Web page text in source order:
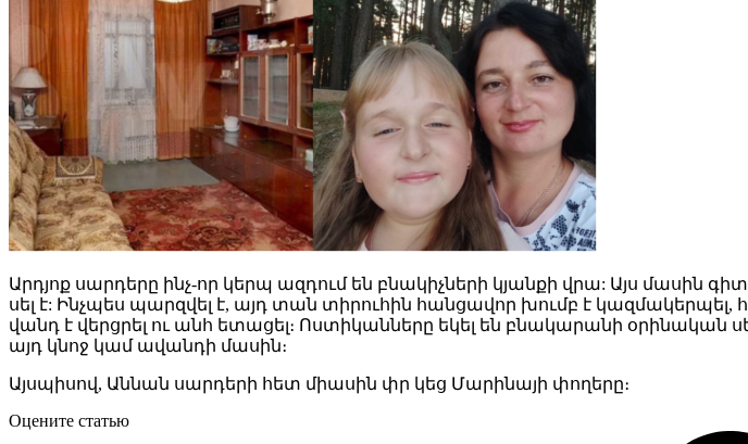
Արդյոք սարդերը ինչ-որ կերպ ազդում են բնակիչների կյանքի վրա: Այս մասին
սել է: Ինչպես պարզվել է, այդ տան տիրուհին հանցավոր խումբ է
վանդ է վերցրել ու անհ ետացել։ Ոստիկանները եկել են բնակարանի
այդ կնոջ կամ ավանդի մասին։
Այսպիսով, Աննան սարդերի հետ միասին փր կեց Մարինայի փողերը։
Оцените статью